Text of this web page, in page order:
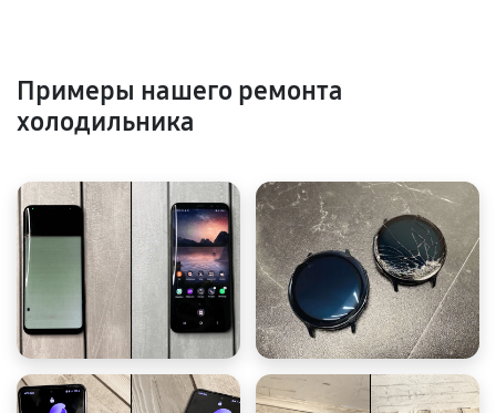
Примеры нашего ремонта
холодильника